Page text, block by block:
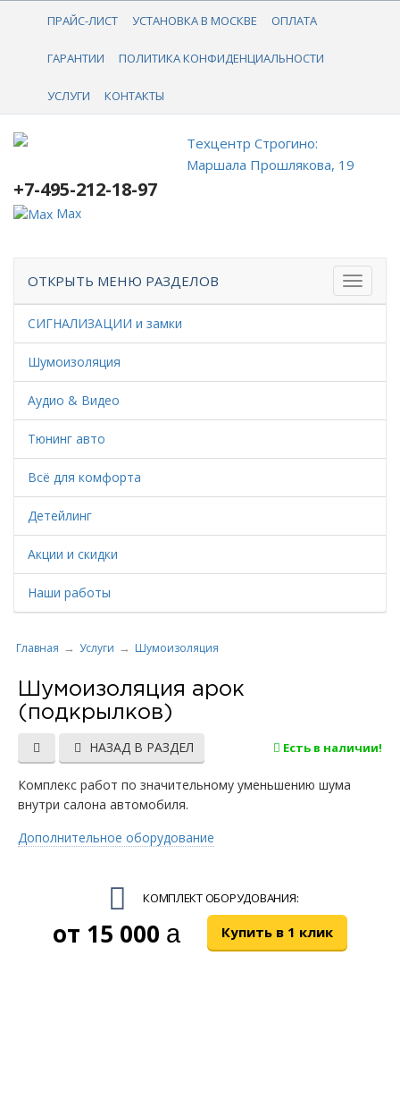
+7-495-212-18-97
ПРАЙС-ЛИСТ УСТАНОВКА В МОСКВЕ ОПЛАТА
ГАРАНТИИ ПОЛИТИКА КОНФИДЕНЦИАЛЬНОСТИ
УСЛУГИ КОНТАКТЫ
Техцентр Строгино:
Маршала Прошлякова, 19
+7-495-212-18-97
Max
ОТКРЫТЬ МЕНЮ РАЗДЕЛОВ
СИГНАЛИЗАЦИИ и замки
Шумоизоляция
Аудио & Видео
Тюнинг авто
Всё для комфорта
Детейлинг
Акции и скидки
Наши работы
Главная Услуги Шумоизоляция
Шумоизоляция арок
(подкрылков)
НАЗАД В РАЗДЕЛ Есть в наличии!
Комплекс работ по значительному уменьшению шума
внутри салона автомобиля.
Дополнительное оборудование
КОМПЛЕКТ ОБОРУДОВАНИЯ:
15 000 руб.Купить в 1 клик